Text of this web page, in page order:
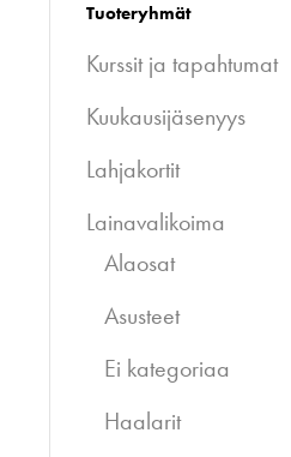
Tuoteryhmät
Kurssit ja tapahtumat
Kuukausijäsenyys
Lahjakortit
Lainavalikoima
Alaosat
Asusteet
Ei kategoriaa
Haalarit